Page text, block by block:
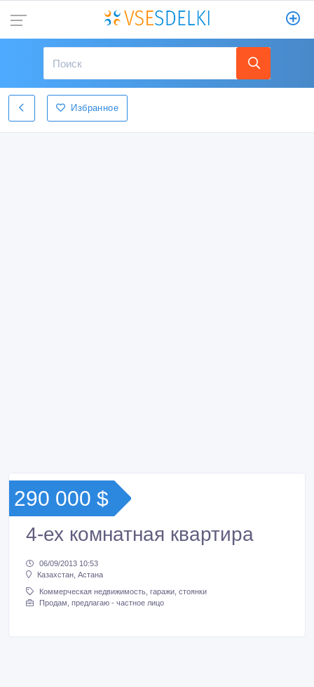
Избранное
290 000 $
4-ех комнатная квартира
06/09/2013 10:53
Казахстан, Астана
Коммерческая недвижимость, гаражи, стоянки
Продам, предлагаю - частное лицо